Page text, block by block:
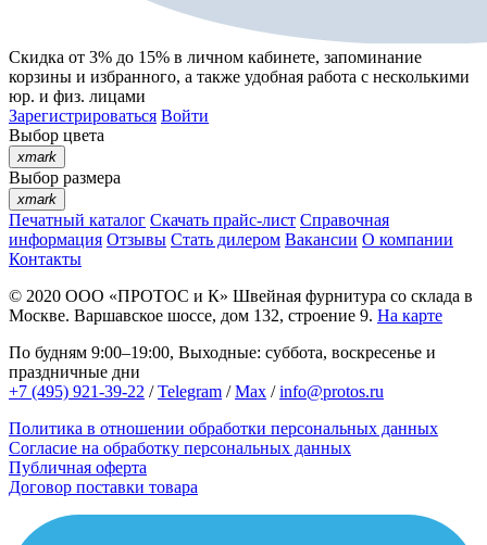
Скидка от 3% до 15% в личном кабинете, запоминание
корзины и избранного, а также удобная работа с несколькими
юр. и физ. лицами
Зарегистрироваться Войти
Выбор цвета
xmark
Выбор размера
xmark
Печатный каталог Скачать прайс-лист Справочная
информация Отзывы Стать дилером Вакансии О компании
Контакты
© 2020 ООО «ПРОТОС и К» Швейная фурнитура со склада в
Москве. Варшавское шоссе, дом 132, строение 9. На карте
По будням 9:00–19:00, Выходные: суббота, воскресенье и
праздничные дни
+7 (495) 921-39-22 /Telegram /Max /info@protos.ru
Политика в отношении обработки персональных данных
Согласие на обработку персональных данных
Публичная оферта
Договор поставки товара